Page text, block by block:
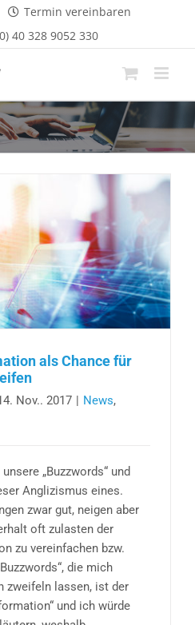
Termin vereinbaren
40 328 9052 330
als Chance für
Nov.. 2017 | News,
„Buzzwords“ und
Anglizismus eines.
zwar gut, neigen aber
oft zulasten der
zu vereinfachen bzw.
die mich
zweifeln lassen, ist der
und ich würde